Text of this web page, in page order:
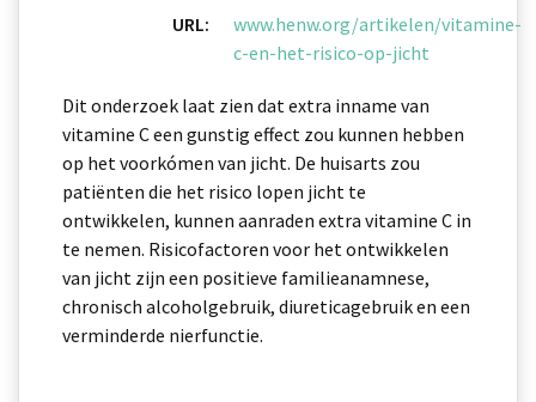
URL:
www.henw.org/artikelen/vitamine-
c-en-het-risico-op-jicht
Dit onderzoek laat zien dat extra inname van
vitamine C een gunstig effect zou kunnen hebben
op het voorkómen van jicht. De huisarts zou
patiënten die het risico lopen jicht te
ontwikkelen, kunnen aanraden extra vitamine C in
te nemen. Risicofactoren voor het ontwikkelen
van jicht zijn een positieve familieanamnese,
chronisch alcoholgebruik, diureticagebruik en een
verminderde nierfunctie.